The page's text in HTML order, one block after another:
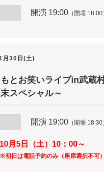
開演 19:00 （開場 18:00
月30日(土)
とお笑いライブin武蔵
スペシャル～
開演 19:00 （開場 18:30
10月5日（土）10：00～
※初日は電話予約のみ（座席選択不可